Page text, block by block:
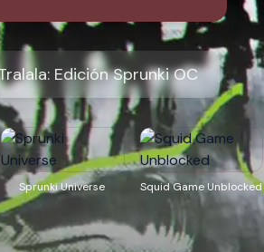
Edición Sprunki OC
Sprunki Universe
Squid Game Unblocked